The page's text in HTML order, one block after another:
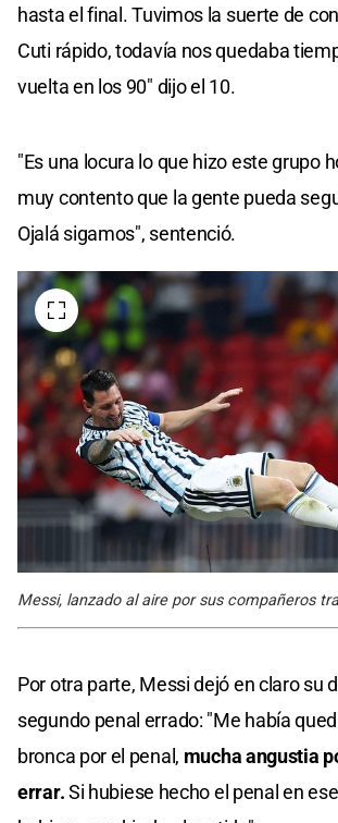
hasta el final. Tuvimos la suerte de
Cuti rápido, todavía nos quedaba
vuelta en los 90" dijo el 10.
"Es una locura lo que hizo este grupo
muy contento que la gente pueda
Ojalá sigamos", sentenció.
Messi, lanzado al aire por sus compañeros
Por otra parte, Messi dejó en claro su
segundo penal errado: "Me había
bronca por el penal, mucha angustia
errar.Si hubiese hecho el penal en